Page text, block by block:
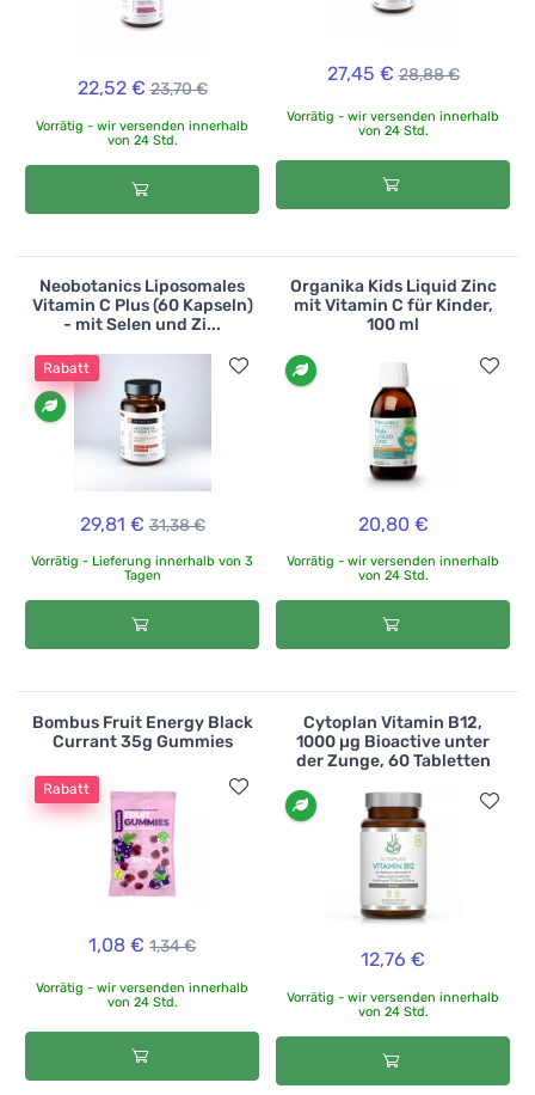
22,52 € 23,70 €
Vorrätig - wir versenden innerhalb
von 24 Std.
27,45 € 28,88 €
Vorrätig - wir versenden innerhalb
von 24 Std.
Neobotanics Liposomales
Vitamin C Plus (60 Kapseln)
- mit Selen und Zi...
Rabatt
29,81 € 31,38 €
Vorrätig - Lieferung innerhalb von 3
Tagen
Organika Kids Liquid Zinc
mit Vitamin C für Kinder,
100 ml
20,80 €
Vorrätig - wir versenden innerhalb
von 24 Std.
Bombus Fruit Energy Black
Currant 35g Gummies
Rabatt
1,08 € 1,34 €
Vorrätig - wir versenden innerhalb
von 24 Std.
Cytoplan Vitamin B12,
1000 µg Bioactive unter
der Zunge, 60 Tabletten
12,76 €
Vorrätig - wir versenden innerhalb
von 24 Std.